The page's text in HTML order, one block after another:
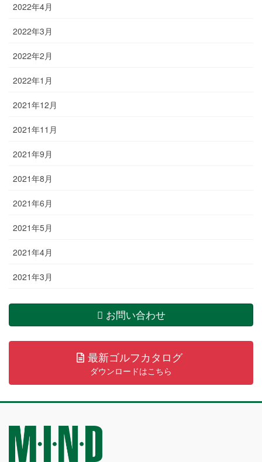
2022年4月
2022年3月
2022年2月
2022年1月
2021年12月
2021年11月
2021年9月
2021年8月
2021年6月
2021年5月
2021年4月
2021年3月
お問い合わせ
最新ゴルフカタログ
ダウンロードはこちら